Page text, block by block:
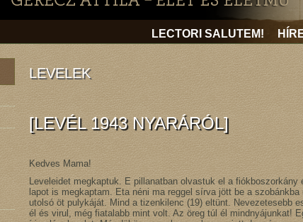
LECTORI SALUTEM!
LEVELEK
[LEVÉL 1943 NYARÁRÓL]
Kedves Mama!
Leveleidet megkaptuk. E pillanatban olvastuk el a fiókboszorkány
lapot is megkaptam. Eta néni ma reggel sírva jött be a
utolsó öt pulykáját. Mind a tizenkilenc (19) eltünt. Nevezetesebb
él és virul, még fiatalabb mint volt. Az öreg túl él mindnyájunkat!